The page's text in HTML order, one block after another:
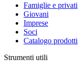
Famiglie e privati
Giovani
Imprese
Soci
Catalogo prodotti
Strumenti utili